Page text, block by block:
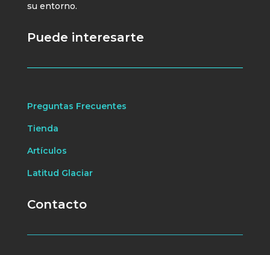
su entorno.
Puede interesarte
Preguntas Frecuentes
Tienda
Artículos
Latitud Glaciar
Contacto